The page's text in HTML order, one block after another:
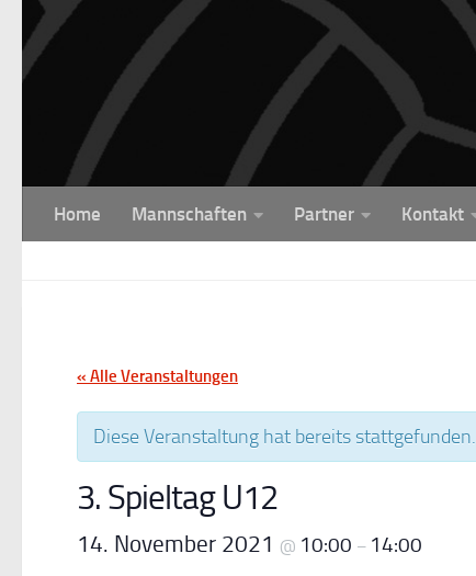
Unter dem Inhalt
Home Mannschaften Partner Kontakt
« Alle Veranstaltungen
Diese Veranstaltung hat bereits stattgefunden.
3. Spieltag U12
14. November 2021 @ 10:00 – 14:00